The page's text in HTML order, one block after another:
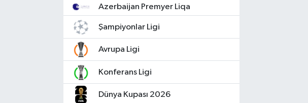
Azerbaijan Premyer Liqa
Şampiyonlar Ligi
Avrupa Ligi
Konferans Ligi
Dünya Kupası 2026